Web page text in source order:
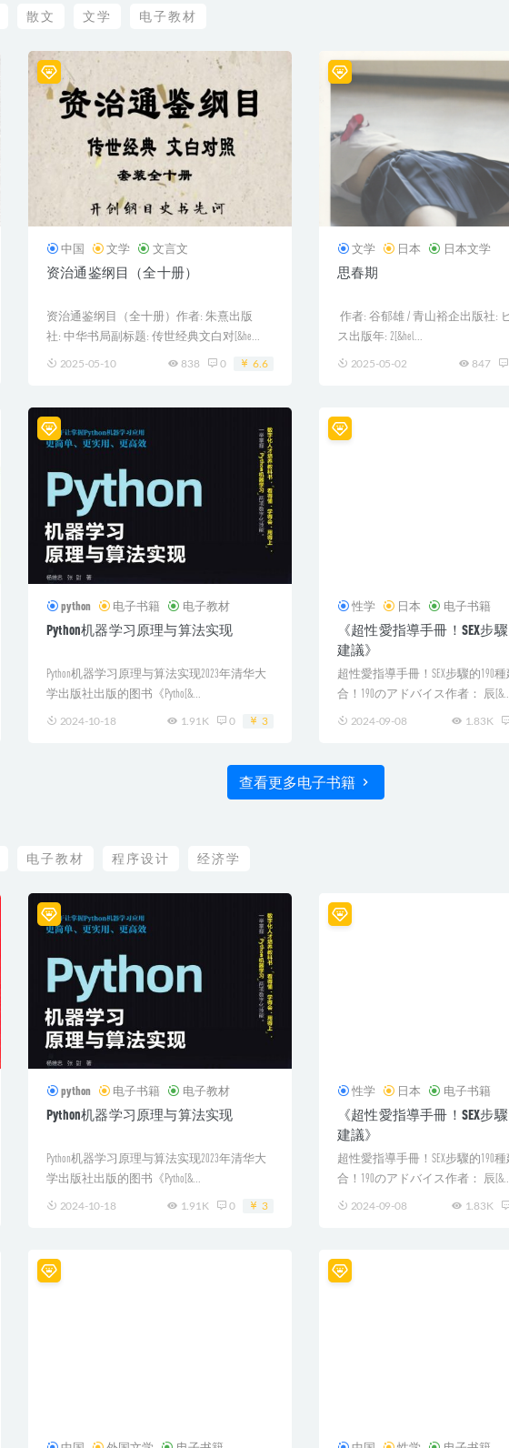
散文 文学 电子教材
中国 文学 文言文
资治通鉴纲目（全十册）
资治通鉴纲目（全十册）作者: 朱熹出版
社: 中华书局副标题: 传世经典文白对[&he...
2025-05-10 838 0 6.6
文学 日本 日本文学
思春期
作者: 谷郁雄 / 青山裕企出版社:
ス出版年: 2[&hel...
2025-05-02 847
python 电子书籍 电子教材
Python机器学习原理与算法实现
Python机器学习原理与算法实现2023年清华大
学出版社出版的图书《Pytho[&...
2024-10-18 1.91K 0 3
性学 日本 电子书籍
《超性愛指導手冊！SEX步
建議》
超性愛指導手冊！SEX步驟的190種
合！190のアドバイス作者： 辰
2024-09-08 1.83K
查看更多电子书籍
电子教材 程序设计 经济学
python 电子书籍 电子教材
Python机器学习原理与算法实现
Python机器学习原理与算法实现2023年清华大
学出版社出版的图书《Pytho[&...
2024-10-18 1.91K 0 3
性学 日本 电子书籍
《超性愛指導手冊！SEX步
建議》
超性愛指導手冊！SEX步驟的190種
合！190のアドバイス作者： 辰
2024-09-08 1.83K